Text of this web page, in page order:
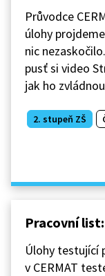
Průvodce
úlohy
nic
pusť si video
jak ho
2. stupeň ZŠ
Pracovní
Úlohy testující
v CERMAT